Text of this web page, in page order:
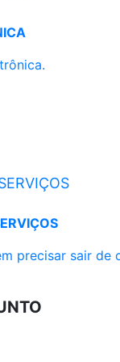
precisar sair de